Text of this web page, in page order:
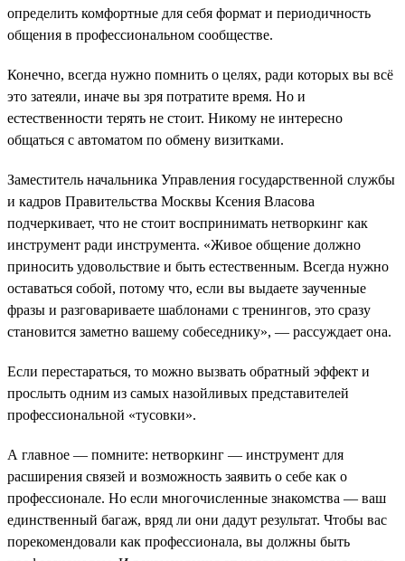
определить комфортные для себя формат и периодичность
общения в профессиональном сообществе.
Конечно, всегда нужно помнить о целях, ради которых вы всё
это затеяли, иначе вы зря потратите время. Но и
естественности терять не стоит. Никому не интересно
общаться с автоматом по обмену визитками.
Заместитель начальника Управления государственной службы
и кадров Правительства Москвы Ксения Власова
подчеркивает, что не стоит воспринимать нетворкинг как
инструмент ради инструмента. «Живое общение должно
приносить удовольствие и быть естественным. Всегда нужно
оставаться собой, потому что, если вы выдаете заученные
фразы и разговариваете шаблонами с тренингов, это сразу
становится заметно вашему собеседнику», — рассуждает она.
Если перестараться, то можно вызвать обратный эффект и
прослыть одним из самых назойливых представителей
профессиональной «тусовки».
А главное — помните: нетворкинг — инструмент для
расширения связей и возможность заявить о себе как о
профессионале. Но если многочисленные знакомства — ваш
единственный багаж, вряд ли они дадут результат. Чтобы вас
порекомендовали как профессионала, вы должны быть